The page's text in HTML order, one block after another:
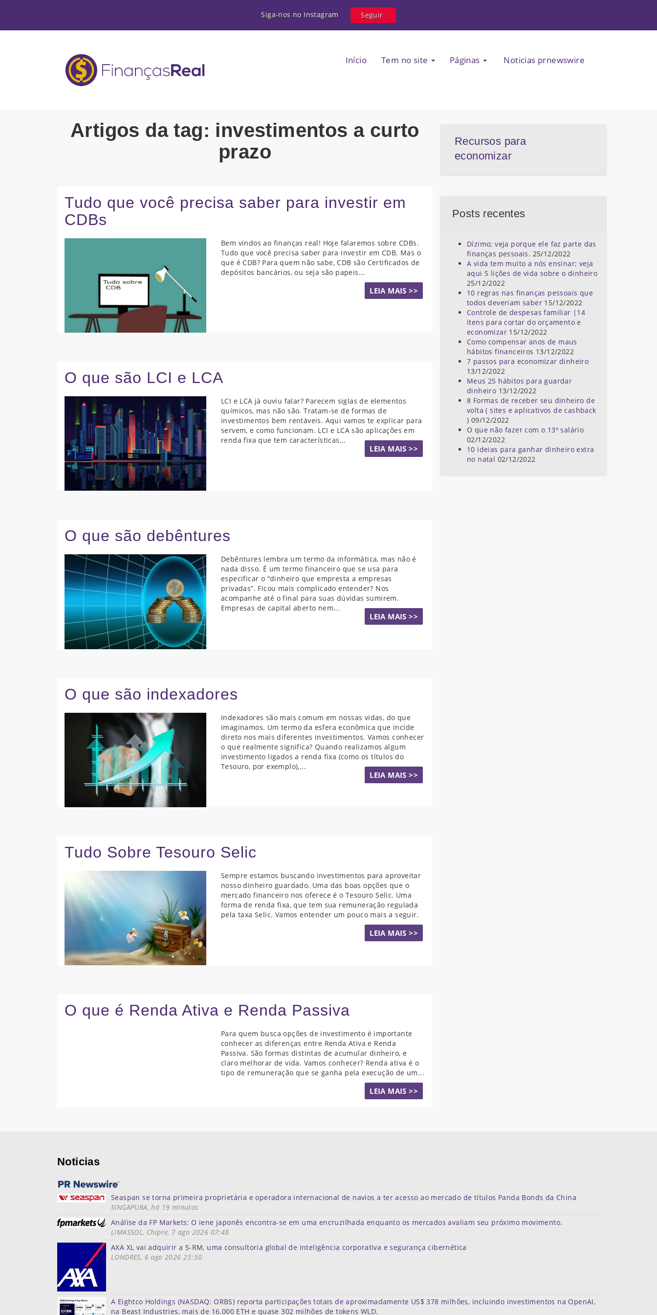
Siga-nos no Instagram Seguir
Início Tem no site Páginas Noticias prnewswire
Artigos da tag: investimentos a curto
prazo
Tudo que você precisa saber para investir em
CDBs
Bem vindos ao finanças real! Hoje falaremos sobre CDBs.
Tudo que você precisa saber para investir em CDB. Mas o
que é CDB? Para quem não sabe, CDB são Certificados de
depósitos bancários, ou seja são papeis...
LEIA MAIS >>
O que são LCI e LCA
LCI e LCA já ouviu falar? Parecem siglas de elementos
químicos, mas não são. Tratam-se de formas de
investimentos bem rentáveis. Aqui vamos te explicar para
servem, e como funcionam. LCI e LCA são aplicações em
renda fixa que tem características...
LEIA MAIS >>
O que são debêntures
Debêntures lembra um termo da informática, mas não é
nada disso. É um termo financeiro que se usa para
especificar o “dinheiro que empresta a empresas
privadas”. Ficou mais complicado entender? Nos
acompanhe até o final para suas dúvidas sumirem.
Empresas de capital aberto nem...
LEIA MAIS >>
O que são indexadores
Indexadores são mais comum em nossas vidas, do que
imaginamos. Um termo da esfera econômica que incide
direto nos mais diferentes investimentos. Vamos conhecer
o que realmente significa? Quando realizamos algum
investimento ligados a renda fixa (como os títulos do
Tesouro, por exemplo),...
LEIA MAIS >>
Tudo Sobre Tesouro Selic
Sempre estamos buscando investimentos para aproveitar
nosso dinheiro guardado. Uma das boas opções que o
mercado financeiro nos oferece é o Tesouro Selic. Uma
forma de renda fixa, que tem sua remuneração regulada
pela taxa Selic. Vamos entender um pouco mais a seguir.
LEIA MAIS >>
O que é Renda Ativa e Renda Passiva
Para quem busca opções de investimento é importante
conhecer as diferenças entre Renda Ativa e Renda
Passiva. São formas distintas de acumular dinheiro, e
claro melhorar de vida. Vamos conhecer? Renda ativa é o
tipo de remuneração que se ganha pela execução de um...
LEIA MAIS >>
Recursos para
economizar
Posts recentes
Dízimo; veja porque ele faz parte das
finanças pessoais. 25/12/2022
A vida tem muito a nós ensinar; veja
aqui 5 lições de vida sobre o dinheiro
25/12/2022
10 regras nas finanças pessoais que
todos deveriam saber 15/12/2022
Controle de despesas familiar |14
itens para cortar do orçamento e
economizar 15/12/2022
Como compensar anos de maus
hábitos financeiros 13/12/2022
7 passos para economizar dinheiro
13/12/2022
Meus 25 hábitos para guardar
dinheiro 13/12/2022
8 Formas de receber seu dinheiro de
volta ( sites e aplicativos de cashback
) 09/12/2022
O que não fazer com o 13º salário
02/12/2022
10 ideias para ganhar dinheiro extra
no natal 02/12/2022
Noticias
Seaspan se torna primeira proprietária e operadora internacional de navios a ter acesso ao mercado de títulos Panda Bonds da China
SINGAPURA, há 19 minutos
Análise da FP Markets: O iene japonês encontra-se em uma encruzilhada enquanto os mercados avaliam seu próximo movimento.
LIMASSOL, Chipre, 7 ago 2026 07:48
AXA XL vai adquirir a S-RM, uma consultoria global de inteligência corporativa e segurança cibernética
LONDRES, 6 ago 2026 23:30
A Eightco Holdings (NASDAQ: ORBS) reporta participações totais de aproximadamente US$ 378 milhões, incluindo investimentos na OpenAI,
na Beast Industries, mais de 16.000 ETH e quase 302 milhões de tokens WLD.